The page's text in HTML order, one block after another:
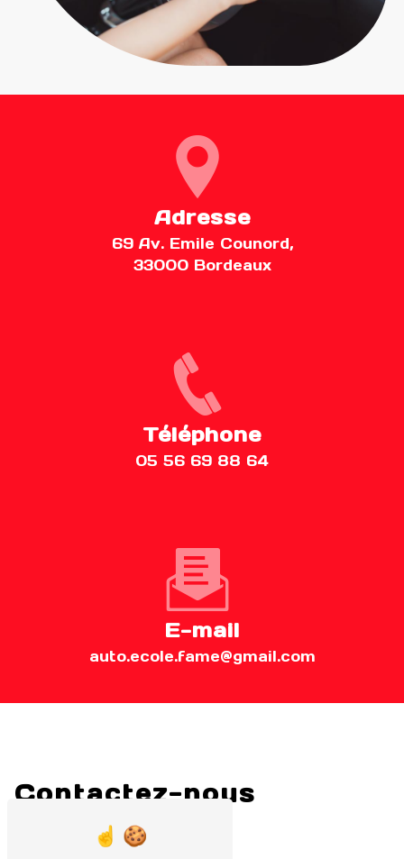
Adresse
69 Av. Emile Counord,
33000 Bordeaux
Téléphone
05 56 69 88 64
E-mail
auto.ecole.fame@gmail.com
Contactez-nous